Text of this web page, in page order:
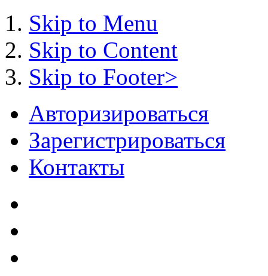
Skip to Menu
Skip to Content
Skip to Footer>
Авторизироваться
Зарегистрироваться
Контакты